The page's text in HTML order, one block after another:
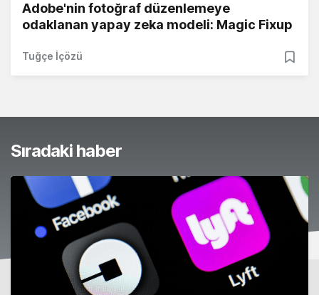
Adobe'nin fotoğraf düzenlemeye
odaklanan yapay zeka modeli: Magic Fixup
Tuğçe İçözü
Sıradaki haber